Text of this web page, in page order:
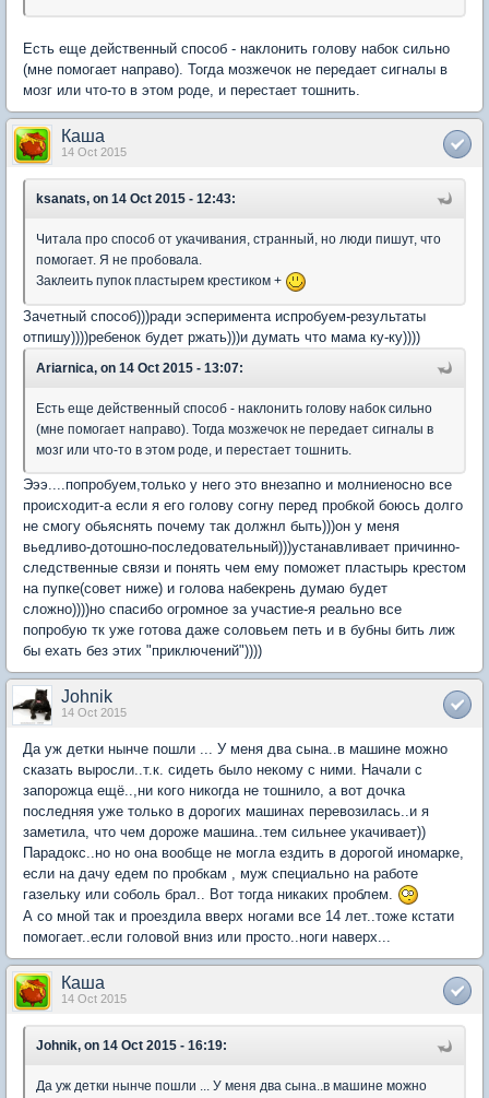
Есть еще действенный способ - наклонить голову набок сильно
(мне помогает направо). Тогда мозжечок не передает сигналы в
мозг или что-то в этом роде, и перестает тошнить.
Каша
14 Oct 2015
ksanats, on 14 Oct 2015 - 12:43:
Читала про способ от укачивания, странный, но люди пишут, что
помогает. Я не пробовала.
Заклеить пупок пластырем крестиком +
Зачетный способ)))ради эсперимента испробуем-результаты
отпишу))))ребенок будет ржать)))и думать что мама ку-ку))))
Ariarnica, on 14 Oct 2015 - 13:07:
Есть еще действенный способ - наклонить голову набок сильно
(мне помогает направо). Тогда мозжечок не передает сигналы в
мозг или что-то в этом роде, и перестает тошнить.
Эээ....попробуем,только у него это внезапно и молниеносно все
происходит-а если я его голову согну перед пробкой боюсь долго
не смогу обьяснять почему так должнл быть)))он у меня
вьедливо-дотошно-последовательный)))устанавливает причинно-
следственные связи и понять чем ему поможет пластырь крестом
на пупке(совет ниже) и голова набекрень думаю будет
сложно))))но спасибо огромное за участие-я реально все
попробую тк уже готова даже соловьем петь и в бубны бить лиж
бы ехать без этих "приключений"))))
Johnik
14 Oct 2015
Да уж детки нынче пошли ... У меня два сына..в машине можно
сказать выросли..т.к. сидеть было некому с ними. Начали с
запорожца ещё..,ни кого никогда не тошнило, а вот дочка
последняя уже только в дорогих машинах перевозилась..и я
заметила, что чем дороже машина..тем сильнее укачивает))
Парадокс..но но она вообще не могла ездить в дорогой иномарке,
если на дачу едем по пробкам , муж специально на работе
газельку или соболь брал.. Вот тогда никаких проблем.
А со мной так и проездила вверх ногами все 14 лет..тоже кстати
помогает..если головой вниз или просто..ноги наверх...
Каша
14 Oct 2015
Johnik, on 14 Oct 2015 - 16:19:
Да уж детки нынче пошли ... У меня два сына..в машине можно